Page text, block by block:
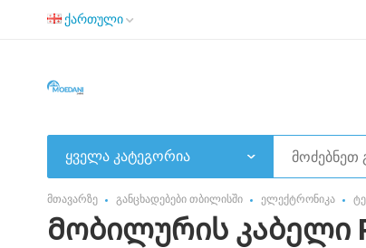
ქართული
ყველა კატეგორია
მთავარზე განცხადებები თბილისში ელექტრონიკა
Მობილურის კაბელი